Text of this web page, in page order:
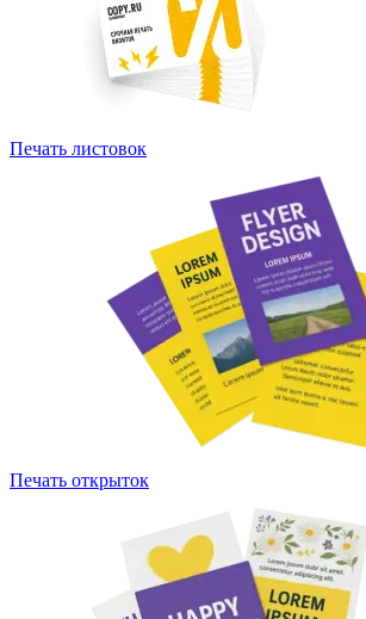
Печать листовок
Печать открыток